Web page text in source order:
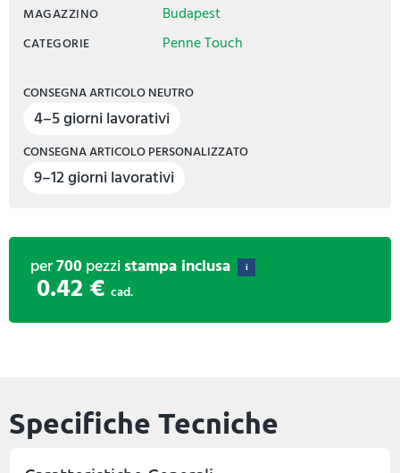
MAGAZZINO Budapest
CATEGORIE Penne Touch
CONSEGNA ARTICOLO NEUTRO
4–5 giorni lavorativi
CONSEGNA ARTICOLO PERSONALIZZATO
9–12 giorni lavorativi
per700pezzistampa inclusa i
0.42 € cad.
Specifiche Tecniche